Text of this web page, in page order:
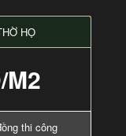
HỌ
thi công